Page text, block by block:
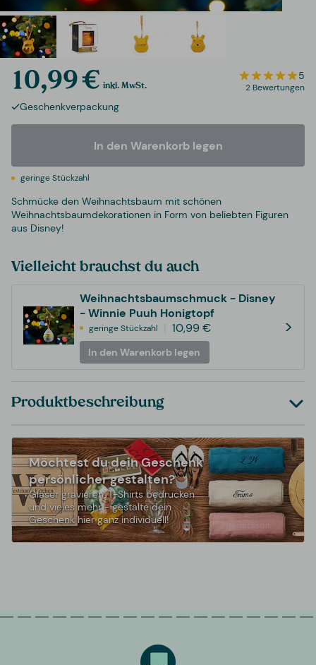
10,99 € inkl. MwSt.
5
2 Bewertungen
Geschenkverpackung
In den Warenkorb legen
geringe Stückzahl
Schmücke den Weihnachtsbaum mit schönen
Weihnachtsbaumdekorationen in Form von beliebten Figuren
aus Disney!
Vielleicht brauchst du auch
Weihnachtsbaumschmuck - Disney
- Winnie Puuh Honigtopf
geringe Stückzahl 10,99 €
In den Warenkorb legen
>
Produktbeschreibung
Möchtest du dein Geschenk
persönlicher gestalten?
Gläser gravieren, T-Shirts bedrucken
und vieles mehr - gestalte dein
Geschenk hier ganz individuell!